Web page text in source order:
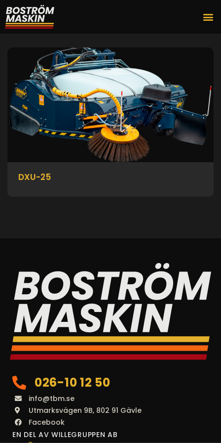
DXU-25
026-10 12 50
info@tbm.se
Utmarksvägen 9B, 802 91 Gävle
Facebook
EN DEL AV WILLEGRUPPEN AB